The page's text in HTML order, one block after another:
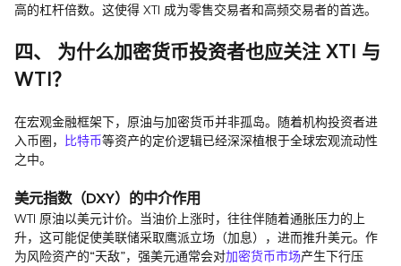
高的杠杆倍数。这使得 XTI 成为零售交易者和高频交易者的首选。
四、 为什么加密货币投资者也应关注 XTI 与
WTI？
在宏观金融框架下，原油与加密货币并非孤岛。随着机构投资者进
入币圈，
比特币等资产的定价逻辑已经深深植根于全球宏观流动性
之中。
美元指数（DXY）的中介作用
WTI 原油以美元计价。当油价上涨时，往往伴随着通胀压力的上
升，这可能促使美联储采取鹰派立场（加息），进而推升美元。作
为风险资产的“天敌”，强美元通常会对加密货币市场产生下行压